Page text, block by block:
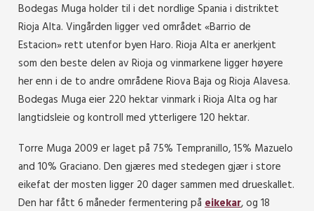
Bodegas Muga holder til i det nordlige Spania i distriktet
Rioja Alta. Vingården ligger ved området «Barrio de
Estacion» rett utenfor byen Haro. Rioja Alta er anerkjent
som den beste delen av Rioja og vinmarkene ligger høyere
her enn i de to andre områdene Riova Baja og Rioja Alavesa.
Bodegas Muga eier 220 hektar vinmark i Rioja Alta og har
langtidsleie og kontroll med ytterligere 120 hektar.
Torre Muga 2009 er laget på 75% Tempranillo, 15% Mazuelo
and 10% Graciano. Den gjæres med stedegen gjær i store
eikefat der mosten ligger 20 dager sammen med drueskallet.
Den har fått 6 måneder fermentering på eikekar, og 18